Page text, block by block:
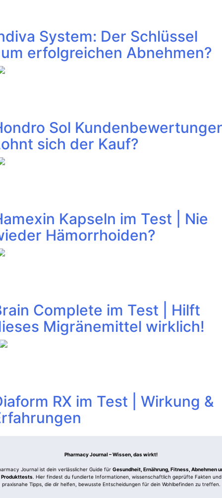
System: Der Schlüssel
erfolgreichen Abnehmen?
Sol
sich der Kauf?
Kapseln im Test | Nie
Hämorrhoiden?
Complete im Test | Hilft
Migränemittel wirklich!
RX im Test | Wirkung &
Pharmacy Journal – Wissen, das wirkt!
Journal ist dein verlässlicher Guide für Gesundheit, Ernährung, Fitness, Abnehmen
Produkttests. Hier findest du fundierte Informationen, wissenschaftlich geprüfte Fakten und
praxisnahe Tipps, die dir helfen, bewusste Entscheidungen für dein Wohlbefinden zu treffen.